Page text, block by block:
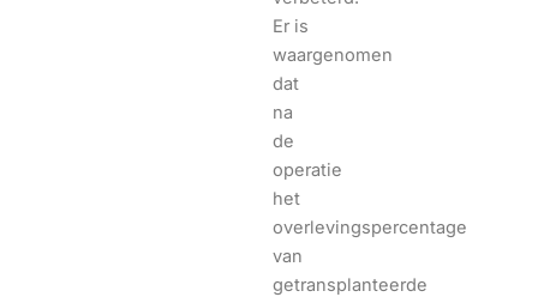
Er is
waargenomen
dat
na
de
operatie
het
overlevingspercentage
van
getransplanteerde